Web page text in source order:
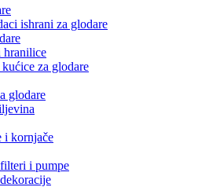
ishrani za glodare
hranilice
za glodare
glodare
i kornjače
i pumpe